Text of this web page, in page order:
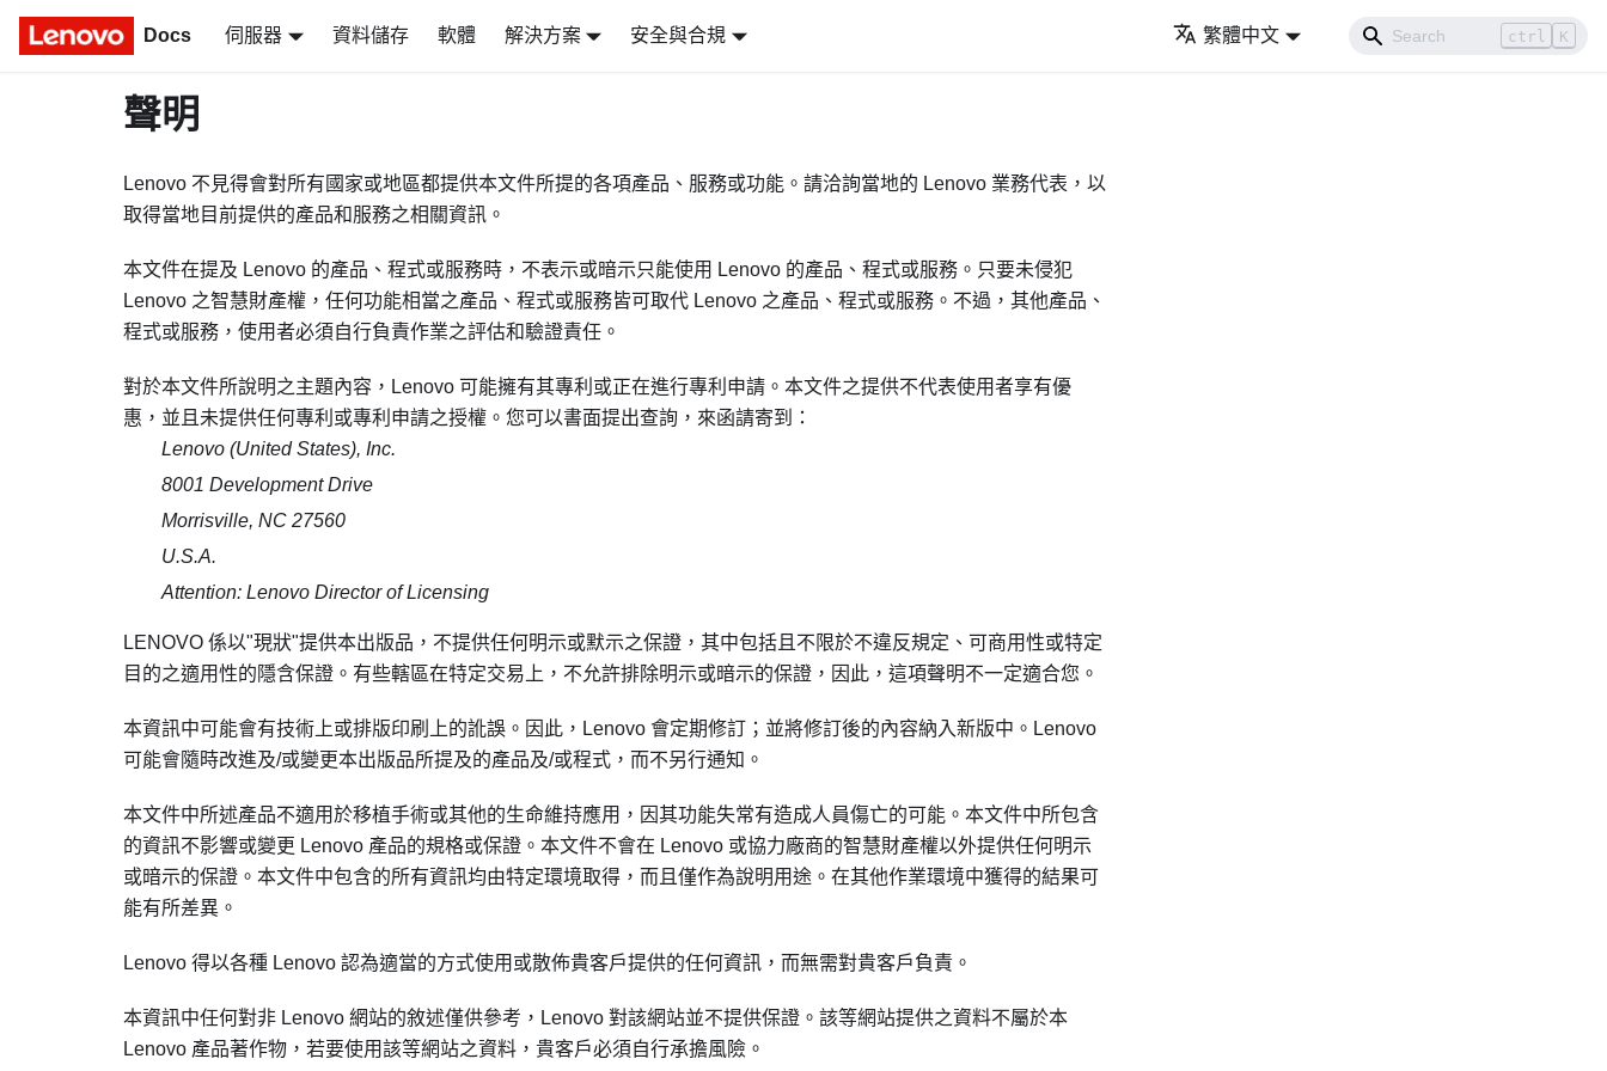
Docs 伺服器 資料儲存 軟體 解決方案 安全與合規 繁體中文 ctrl K
聲明
Lenovo 不見得會對所有國家或地區都提供本文件所提的各項產品、服務或功能。請洽詢當地的 Lenovo 業務代表，以
取得當地目前提供的產品和服務之相關資訊。
本文件在提及 Lenovo 的產品、程式或服務時，不表示或暗示只能使用 Lenovo 的產品、程式或服務。只要未侵犯
Lenovo 之智慧財產權，任何功能相當之產品、程式或服務皆可取代 Lenovo 之產品、程式或服務。不過，其他產品、
程式或服務，使用者必須自行負責作業之評估和驗證責任。
對於本文件所說明之主題內容，Lenovo 可能擁有其專利或正在進行專利申請。本文件之提供不代表使用者享有優
惠，並且未提供任何專利或專利申請之授權。您可以書面提出查詢，來函請寄到：
Lenovo (United States), Inc.
8001 Development Drive
Morrisville, NC 27560
U.S.A.
Attention: Lenovo Director of Licensing
LENOVO 係以 現狀 提供本出版品，不提供任何明示或默示之保證，其中包括且不限於不違反規定、可商用性或特定
目的之適用性的隱含保證。有些轄區在特定交易上，不允許排除明示或暗示的保證，因此，這項聲明不一定適合您。
本資訊中可能會有技術上或排版印刷上的訛誤。因此，Lenovo 會定期修訂；並將修訂後的內容納入新版中。Lenovo
可能會隨時改進及/或變更本出版品所提及的產品及/或程式，而不另行通知。
本文件中所述產品不適用於移植手術或其他的生命維持應用，因其功能失常有造成人員傷亡的可能。本文件中所包含
的資訊不影響或變更 Lenovo 產品的規格或保證。本文件不會在 Lenovo 或協力廠商的智慧財產權以外提供任何明示
或暗示的保證。本文件中包含的所有資訊均由特定環境取得，而且僅作為說明用途。在其他作業環境中獲得的結果可
能有所差異。
Lenovo 得以各種 Lenovo 認為適當的方式使用或散佈貴客戶提供的任何資訊，而無需對貴客戶負責。
本資訊中任何對非 Lenovo 網站的敘述僅供參考，Lenovo 對該網站並不提供保證。該等網站提供之資料不屬於本
Lenovo 產品著作物，若要使用該等網站之資料，貴客戶必須自行承擔風險。